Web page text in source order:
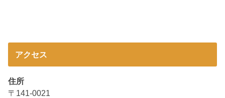
アクセス
住所
〒141-0021